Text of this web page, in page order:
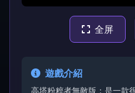
全屏
遊戲介紹
高塔粉粹者無敵版：是一款